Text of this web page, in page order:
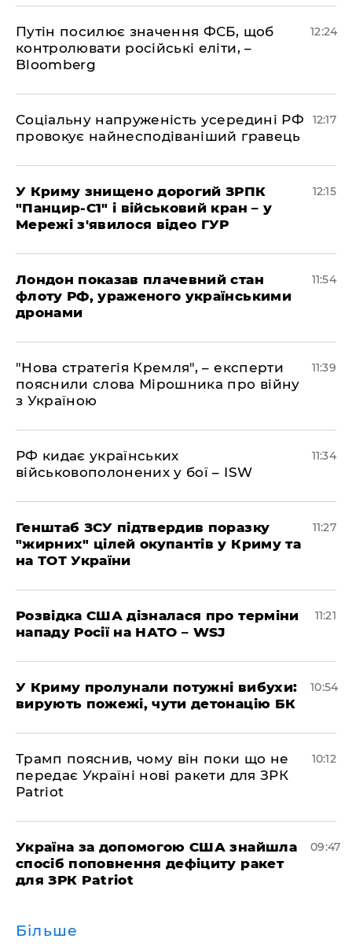
Путін посилює значення ФСБ, щоб
контролювати російські еліти, –
Bloomberg
12:24
Соціальну напруженість усередині РФ
провокує найнесподіваніший гравець
12:17
У Криму знищено дорогий ЗРПК
"Панцир-С1" і військовий кран – у
Мережі з'явилося відео ГУР
12:15
Лондон показав плачевний стан
флоту РФ, ураженого українськими
дронами
11:54
"Нова стратегія Кремля", – експерти
пояснили слова Мірошника про війну
з Україною
11:39
РФ кидає українських
військовополонених у бої – ISW
11:34
Генштаб ЗСУ підтвердив поразку
"жирних" цілей окупантів у Криму та
на ТОТ України
11:27
Розвідка США дізналася про терміни
нападу Росії на НАТО – WSJ
11:21
У Криму пролунали потужні вибухи:
вирують пожежі, чути детонацію БК
10:54
Трамп пояснив, чому він поки що не
передає Україні нові ракети для ЗРК
Patriot
10:12
Україна за допомогою США знайшла
спосіб поповнення дефіциту ракет
для ЗРК Patriot
09:47
Більше